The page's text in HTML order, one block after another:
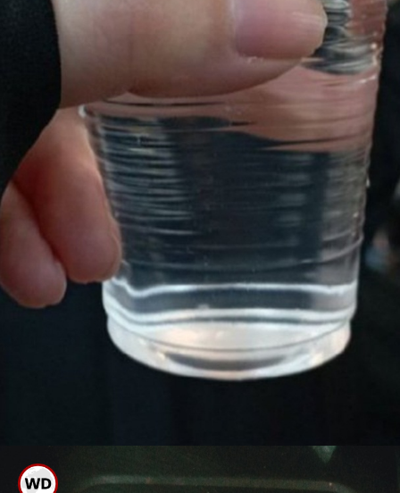
ಬಿಸಿ ತಾಕಿ ಸುಟ್ಟ ಗಾಯವಾದ ತಕ್ಷಣ ಸ್ವಲ್ಪ
ಹೊತ್ತು ತಣ್ಣೀರಿನಲ್ಲಿ ಆ ಭಾಗವನ್ನು ಅದ್ದಿಡಿ
ಅಥವಾ ತೊಳೆದುಕೊಳ್ಳಿ